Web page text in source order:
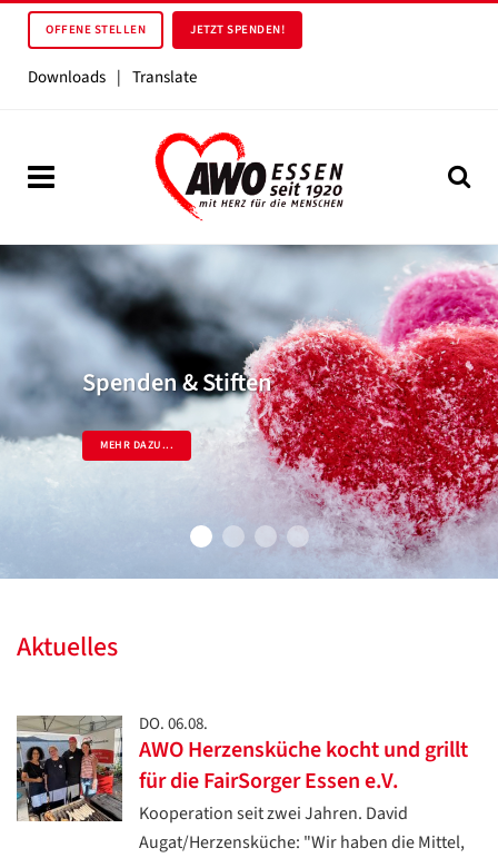
OFFENE STELLEN JETZT SPENDEN!
Downloads | Translate
Spenden & Stiften
MEHR DAZU...
Aktuelles
DO. 06.08.
AWO Herzensküche kocht und grillt
für die FairSorger Essen e.V.
Kooperation seit zwei Jahren. David
Augat/Herzensküche: "Wir haben die Mittel,